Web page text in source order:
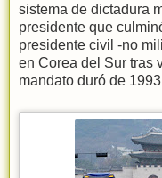
sistema de dictadura
presidente que
presidente civil -no
en Corea del Sur tras
mandato duró de